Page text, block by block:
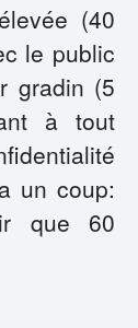
(40
le public
gradin (5
à tout
un coup:
que 60